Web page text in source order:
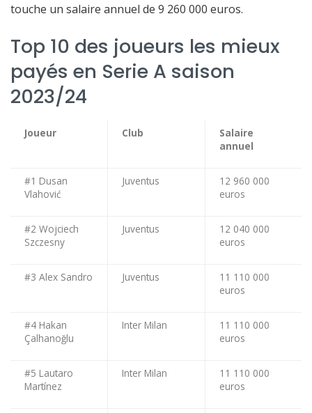
touche un salaire annuel de 9 260 000 euros.
Top 10 des joueurs les mieux
payés en Serie A saison
2023/24
Joueur Club
Salaire
annuel
#1 Dusan
Vlahović
Juventus
12 960 000
euros
#2 Wojciech
Szczesny
Juventus
12 040 000
euros
#3 Alex Sandro Juventus
11 110 000
euros
#4 Hakan
Çalhanoğlu
Inter Milan
11 110 000
euros
#5 Lautaro
Martínez
Inter Milan
11 110 000
euros